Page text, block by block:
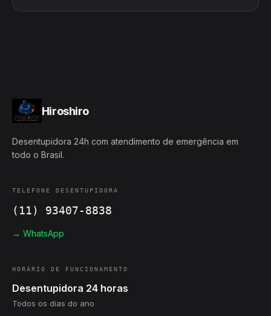
Hiroshiro
Desentupidora 24h com atendimento de emergência em
todo o Brasil.
TELEFONE DESENTUPIDORA
(11) 93407-8838
→ WhatsApp
HORÁRIO DE FUNCIONAMENTO
Desentupidora 24 horas
Todos os dias do ano